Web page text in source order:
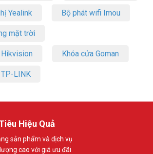
Yealink Bộ phát wifi Imou
mặt trời
Khóa cửa Goman
LINK
Hiệu Quả
sản phẩm và dịch vụ
cao với giá ưu đãi